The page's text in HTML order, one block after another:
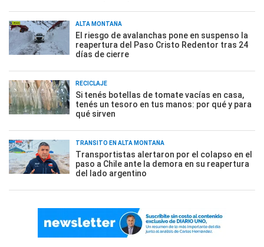
ALTA MONTAÑA
El riesgo de avalanchas pone en suspenso la
reapertura del Paso Cristo Redentor tras 24
días de cierre
RECICLAJE
Si tenés botellas de tomate vacías en casa,
tenés un tesoro en tus manos: por qué y para
qué sirven
TRÁNSITO EN ALTA MONTAÑA
Transportistas alertaron por el colapso en el
paso a Chile ante la demora en su reapertura
del lado argentino